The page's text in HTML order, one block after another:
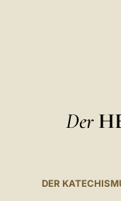
Der
DER